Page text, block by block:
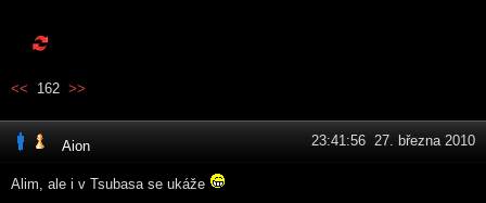
<< 162 >>
Aion 23:41:56 27. března 2010
Alim, ale i v Tsubasa se ukáže